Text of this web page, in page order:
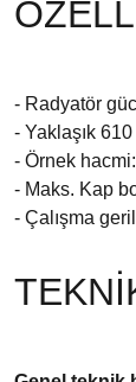
- Radyatör
- Yaklaşık 610
- Örnek
- Maks. Kap
- Çalışma